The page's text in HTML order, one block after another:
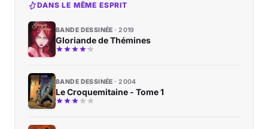
DANS LE MÊME ESPRIT
BANDE DESSINÉE 2019
Gloriande de Thémines
BANDE DESSINÉE 2004
Le Croquemitaine - Tome 1